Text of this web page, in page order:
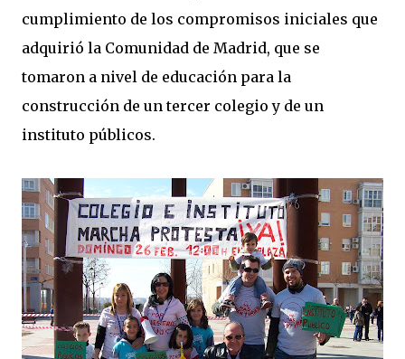
cumplimiento de los compromisos iniciales que
adquirió la Comunidad de Madrid, que se
tomaron a nivel de educación para la
construcción de un tercer colegio y de un
instituto públicos.